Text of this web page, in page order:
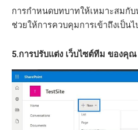
การกำหนดบทบาทให้เหมาะสมกั
ช่วยให้การควบคุมการเข้าถึงเป็น
5.การปรับแต่ง เว็บไซต์ทีม ของคุณ